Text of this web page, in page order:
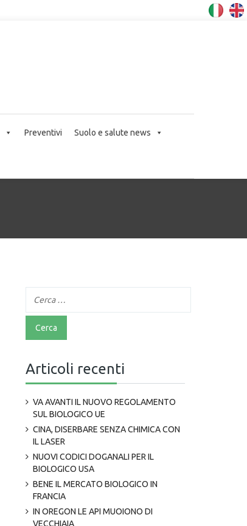
Preventivi Suolo e salute news
Articoli recenti
VA AVANTI IL NUOVO REGOLAMENTO
SUL BIOLOGICO UE
CINA, DISERBARE SENZA CHIMICA CON
IL LASER
NUOVI CODICI DOGANALI PER IL
BIOLOGICO USA
BENE IL MERCATO BIOLOGICO IN
FRANCIA
IN OREGON LE API MUOIONO DI
VECCHIAIA